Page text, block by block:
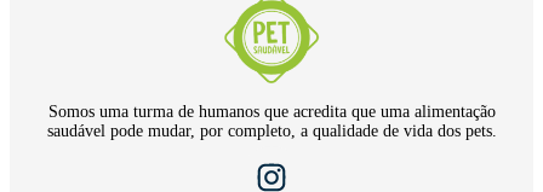
Somos uma turma de humanos que acredita que uma alimentação
saudável pode mudar, por completo, a qualidade de vida dos pets.